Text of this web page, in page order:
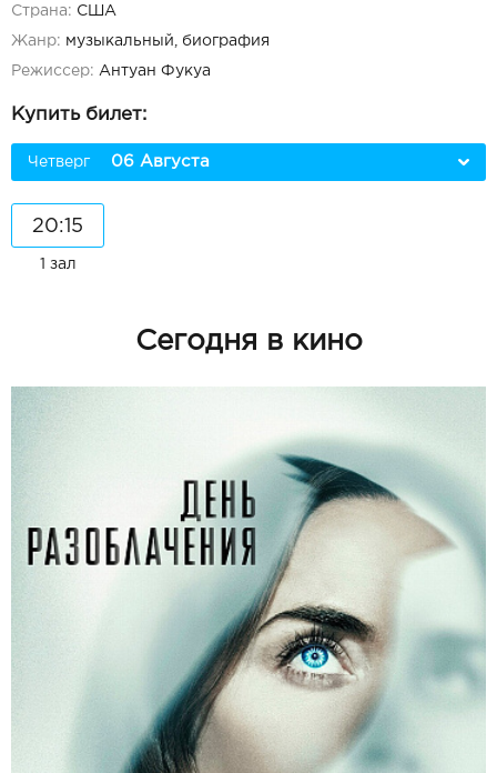
Страна: США
Жанр: музыкальный, биография
Режиссер: Антуан Фукуа
Купить билет:
Четверг 06 Августа
20:15
1 зал
Сегодня в кино